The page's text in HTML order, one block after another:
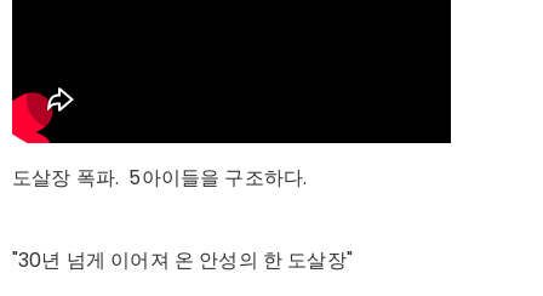
도살장 폭파. 5아이들을 구조하다.
"30년 넘게 이어져 온 안성의 한 도살장"